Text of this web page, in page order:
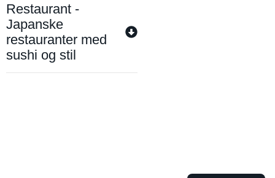
Restaurant -
Japanske
restauranter med
sushi og stil